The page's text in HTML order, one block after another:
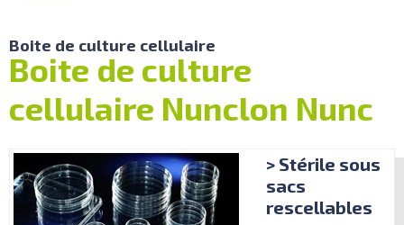
Boite de culture cellulaire
Boite de culture
cellulaire Nunclon Nunc
> Stérile sous
sacs
rescellables